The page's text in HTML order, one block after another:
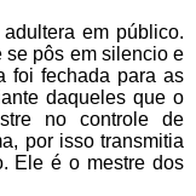
em público.
se pôs em silencio e
foi fechada para as
daqueles que o
no controle de
por isso transmitia
Ele é o mestre dos